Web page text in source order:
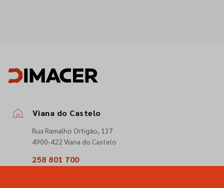
Viana do Castelo
Rua Ramalho Ortigão, 137
4900-422 Viana do Castelo
258 801 700